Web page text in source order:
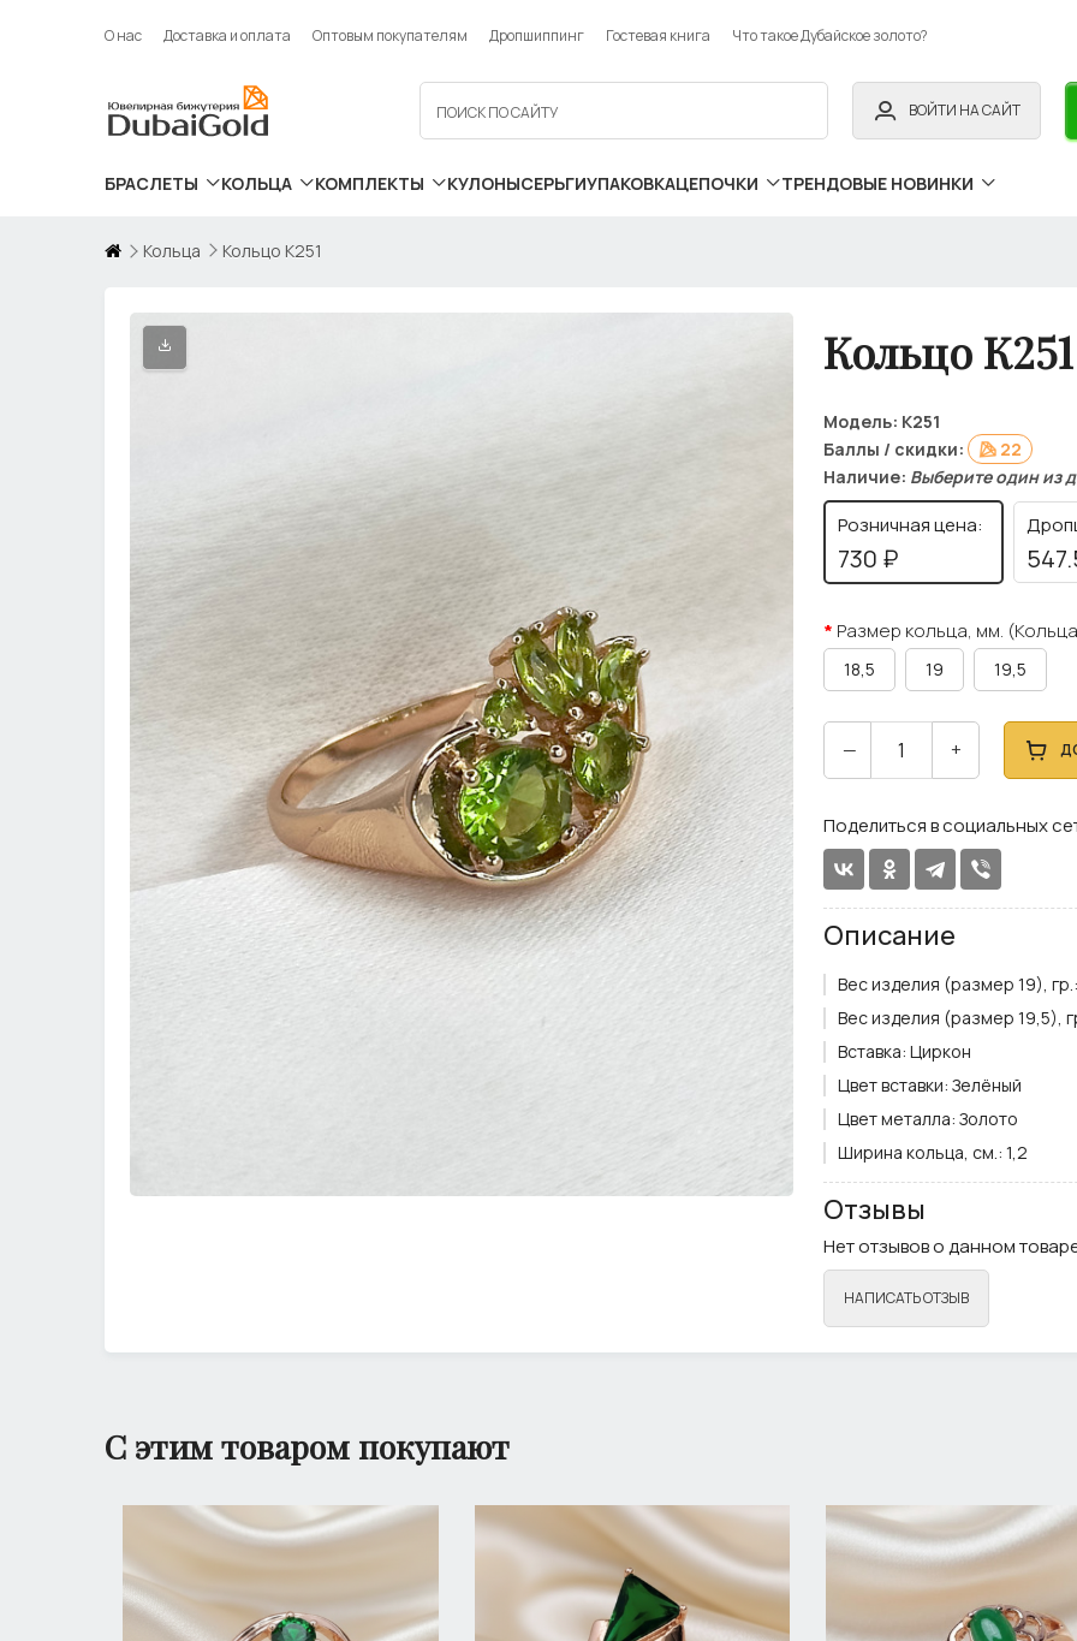
О нас Доставка и оплата Оптовым покупателям Дропшиппинг Гостевая книга Что такое Дубайское золото?
ВОЙТИ НА САЙТ
БРАСЛЕТЫ КОЛЬЦА КОМПЛЕКТЫ КУЛОНЫСЕРЬГИУПАКОВКАЦЕПОЧКИ ТРЕНДОВЫЕ НОВИНКИ
Кольца Кольцо К251
Кольцо К251
Модель: К251
Баллы / скидки:
22
Наличие: Выберите один из
Розничная цена:
730 ₽
Размер кольца, мм.
18,5 19 19,5
— +
Поделиться в социальных
Описание
Вес изделия (размер 19), гр.:
Вес изделия (размер 19,5),
Вставка: Циркон
Цвет вставки: Зелёный
Цвет металла: Золото
Ширина кольца, см.: 1,2
Отзывы
Нет отзывов о данном
НАПИСАТЬ ОТЗЫВ
С этим товаром покупают